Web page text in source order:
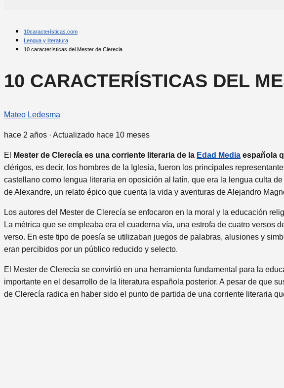
10características.com
Lengua y literatura
10 características del Mester de Clerecia
10 CARACTERÍSTICAS DEL
Mateo Ledesma
hace 2 años · Actualizado hace 10 meses
El Mester de Clerecía es una corriente literaria de la Edad Media española
clérigos, es decir, los hombres de la Iglesia, fueron los principales
castellano como lengua literaria en oposición al latín, que era la lengua culta
de Alexandre, un relato épico que cuenta la vida y aventuras de Alejandro
Los autores del Mester de Clerecía se enfocaron en la moral y la educación
La métrica que se empleaba era el cuaderna vía, una estrofa de cuatro
verso. En este tipo de poesía se utilizaban juegos de palabras, alusiones y
eran percibidos por un público reducido y selecto.
El Mester de Clerecía se convirtió en una herramienta fundamental para la
importante en el desarrollo de la literatura española posterior. A pesar de que
de Clerecía radica en haber sido el punto de partida de una corriente literaria